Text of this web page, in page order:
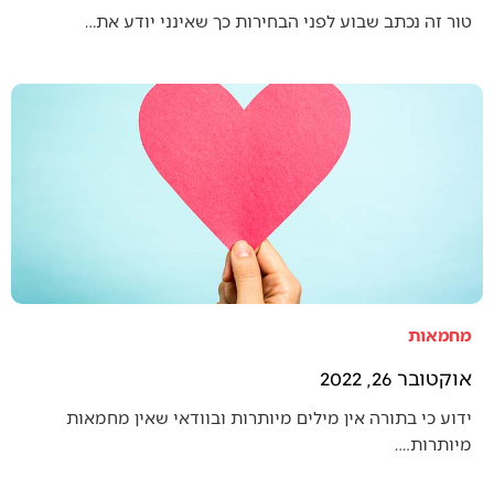
טור זה נכתב שבוע לפני הבחירות כך שאינני יודע את…
מחמאות
אוקטובר 26, 2022
ידוע כי בתורה אין מילים מיותרות ובוודאי שאין מחמאות
מיותרות.…